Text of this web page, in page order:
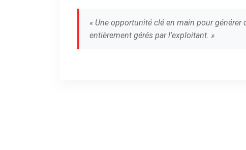
« Une opportunité clé en main pour
entièrement gérés par l'exploitant. »